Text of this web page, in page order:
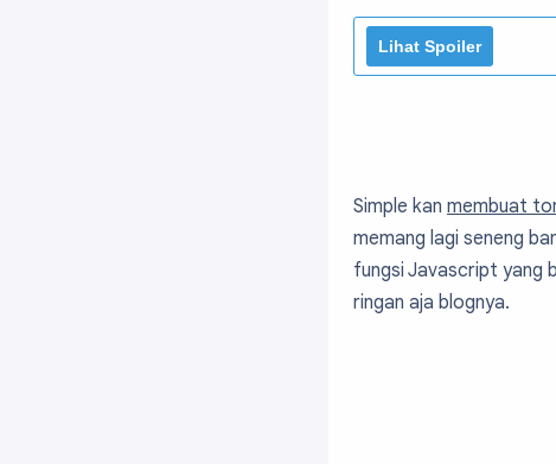
Simple kan membuat
memang lagi seneng
fungsi Javascript yang
ringan aja blognya.